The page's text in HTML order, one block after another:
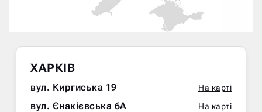
ХАРКІВ
вул. Киргиська 19 На карті
вул. Єнакієвська 6А На карті